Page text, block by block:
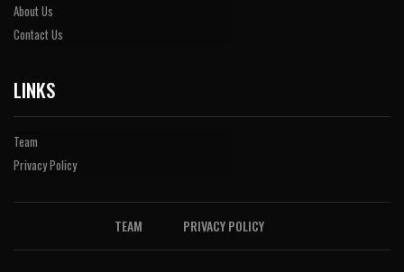
About Us
Contact Us
LINKS
Team
Privacy Policy
TEAM PRIVACY POLICY